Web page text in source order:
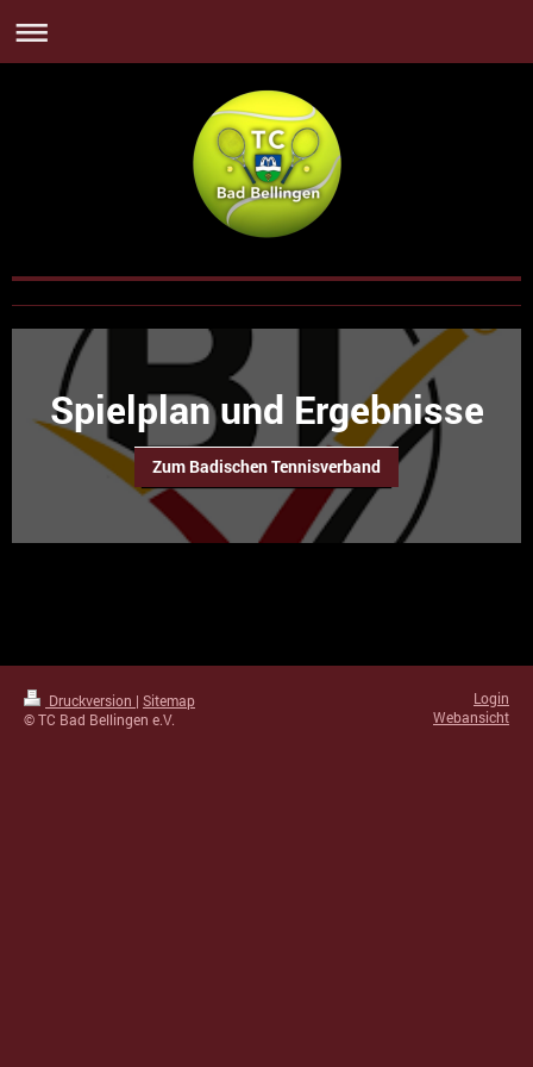
Spielplan und Ergebnisse
Zum Badischen Tennisverband
Druckversion | Sitemap
© TC Bad Bellingen e.V.
Login
Webansicht